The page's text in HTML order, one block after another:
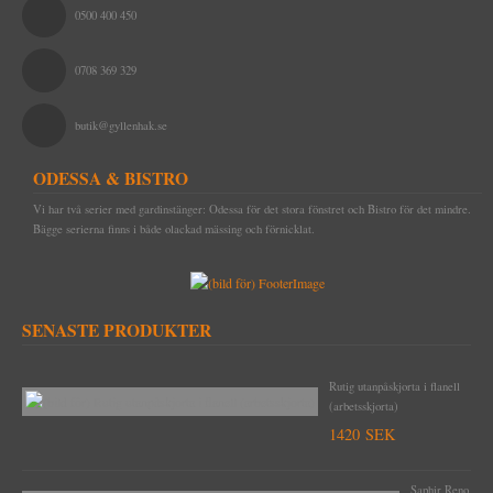
0500 400 450
0708 369 329
butik@gyllenhak.se
ODESSA & BISTRO
Vi har två serier med gardinstänger: Odessa för det stora fönstret och Bistro för det mindre.
Bägge serierna finns i både olackad mässing och förnicklat.
SENASTE PRODUKTER
Rutig utanpåskjorta i flanell
(arbetsskjorta)
1420 SEK
Saphir Reno